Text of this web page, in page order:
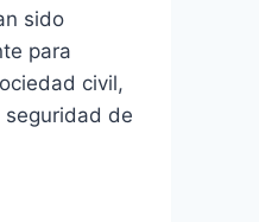
sido
para
civil,
seguridad de